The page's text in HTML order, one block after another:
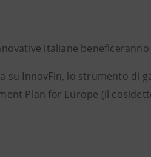
italiane
su InnovFin, lo strumento di
Plan for Europe (il